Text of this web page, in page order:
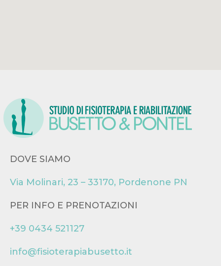
DOVE SIAMO
Via Molinari, 23 – 33170, Pordenone PN
PER INFO E PRENOTAZIONI
+39 0434 521127
info@fisioterapiabusetto.it